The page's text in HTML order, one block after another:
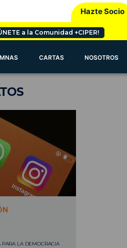
Hazte Socio
a la Comunidad +CIPER!
CARTAS NOSOTROS
LA DEMOCRACIA